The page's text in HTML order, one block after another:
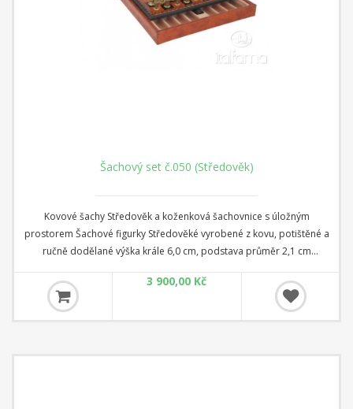
Šachový set č.050 (Středověk)
Kovové šachy Středověk a koženková šachovnice s úložným
prostorem Šachové figurky Středověké vyrobené z kovu, potištěné a
ručně dodělané výška krále 6,0 cm, podstava průměr 2,1 cm
cm
3 900,00 Kč